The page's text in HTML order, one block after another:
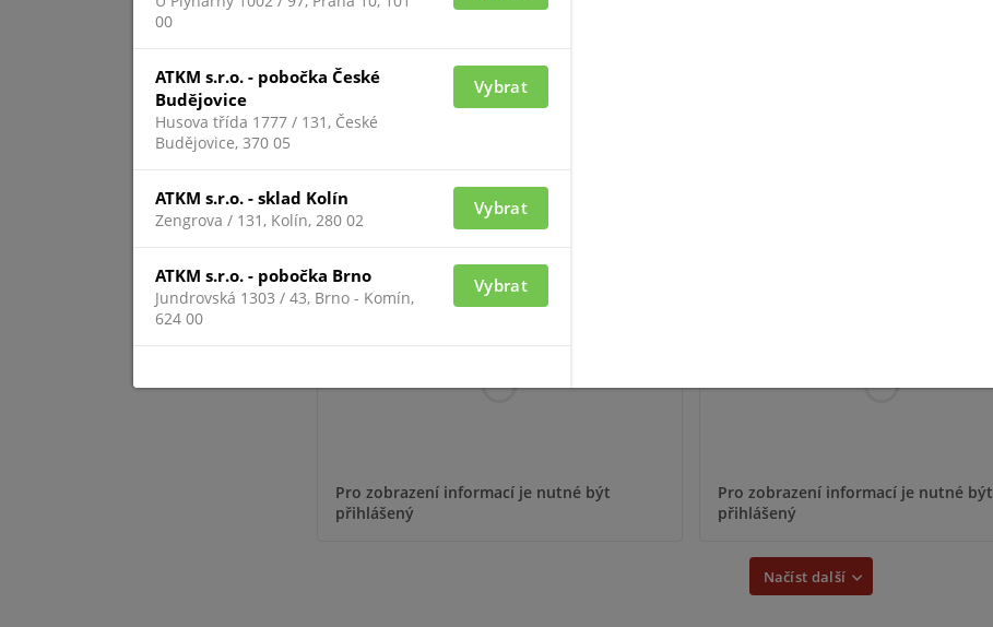
MICRO-SHOCK-W 14BK
Pro zobrazení informací je nutné být
přihlášený
Pro zobrazení informací je nutné být
přihlášený
Načíst další
00
ATKM s.r.o. - pobočka České
Budějovice
Husova třída 1777 / 131, České
Budějovice, 370 05
Vybrat
ATKM s.r.o. - sklad Kolín
Zengrova / 131, Kolín, 280 02
Vybrat
ATKM s.r.o. - pobočka Brno
Jundrovská 1303 / 43, Brno - Komín,
624 00
Vybrat